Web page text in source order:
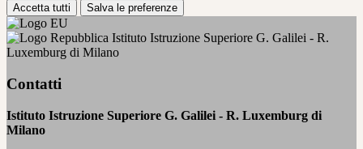
Accetta tutti Salva le preferenze
Istituto Istruzione Superiore G. Galilei - R.
Luxemburg di Milano
Contatti
Istituto Istruzione Superiore G. Galilei - R. Luxemburg di
Milano